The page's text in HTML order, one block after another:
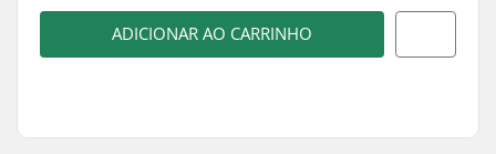
ADICIONAR AO CARRINHO